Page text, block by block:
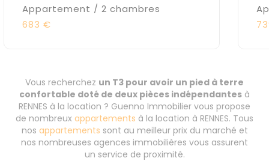
Appartement / 2 chambres
683 €
Vous recherchez un T3 pour avoir un pied à terre
confortable doté de deux pièces indépendantes à
RENNES à la location ? Guenno Immobilier vous propose
de nombreux appartements à la location à RENNES. Tous
nos appartements sont au meilleur prix du marché et
nos nombreuses agences immobilières vous assurent
un service de proximité.